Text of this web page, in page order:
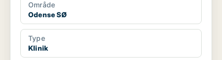
Område
Odense SØ
Type
Klinik